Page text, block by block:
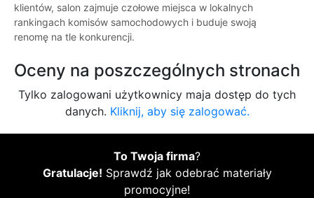
klientów, salon zajmuje czołowe miejsca w lokalnych
rankingach komisów samochodowych i buduje swoją
renomę na tle konkurencji.
Oceny na poszczególnych stronach
Tylko zalogowani użytkownicy maja dostęp do tych
danych. Kliknij, aby się zalogować.
To Twoja firma?
Gratulacje! Sprawdź jak odebrać materiały
promocyjne!